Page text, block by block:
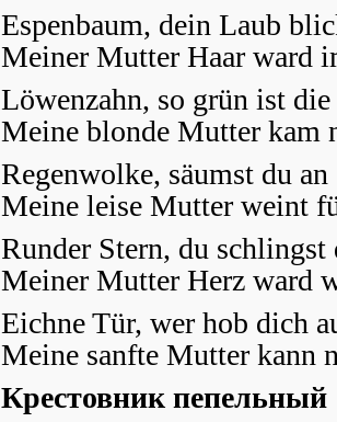
Espenbaum, dein Laub
Meiner Mutter Haar ward
Löwenzahn, so grün ist
Meine blonde Mutter kam
Regenwolke, säumst du
Meine leise Mutter weint
Runder Stern, du
Meiner Mutter Herz ward
Eichne Tür, wer hob dich
Meine sanfte Mutter kann
Крестовник пепельный